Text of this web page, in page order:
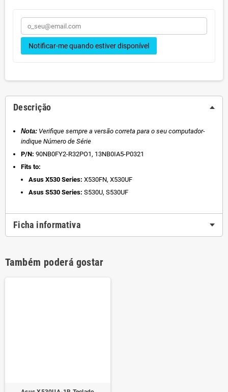
Notificar-me quando estiver disponível
Descrição
Nota: Verifique sempre a versão correta para o seu computador-
indique Número de Série
P/N: 90NB0FY2-R32PO1, 13NB0IA5-P0321
Fits to:
Asus X530 Series: X530FN, X530UF
Asus S530 Series: S530U, S530UF
Ficha informativa
Também poderá gostar